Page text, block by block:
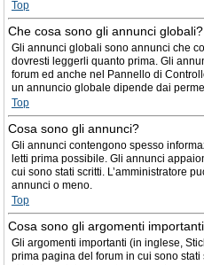
Top
Che cosa sono gli annunci globali?
Gli annunci globali sono annunci che
dovresti leggerli quanto prima. Gli
forum ed anche nel Pannello di
un annuncio globale dipende dai
Top
Cosa sono gli annunci?
Gli annunci contengono spesso
letti prima possibile. Gli annunci
cui sono stati scritti. L’amministratore
annunci o meno.
Top
Cosa sono gli argomenti
Gli argomenti importanti (in inglese,
prima pagina del forum in cui sono